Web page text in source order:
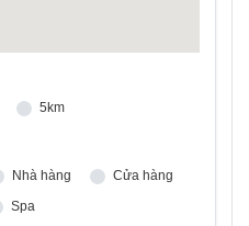
5km
Nhà hàng
Cửa hàng
Spa